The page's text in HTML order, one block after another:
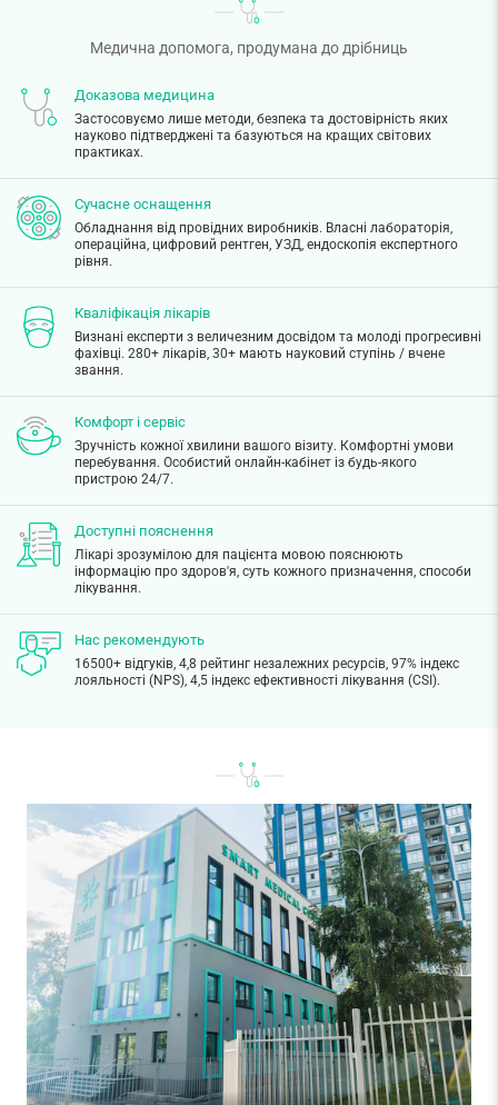
Медична допомога, продумана до дрібниць
Доказова медицина
Застосовуємо лише методи, безпека та достовірність яких
науково підтверджені та базуються на кращих світових
практиках.
Сучасне оснащення
Обладнання від провідних виробників. Власні лабораторія,
операційна, цифровий рентген, УЗД, ендоскопія експертного
рівня.
Кваліфікація лікарів
Визнані експерти з величезним досвідом та молоді прогресивні
фахівці. 280+ лікарів, 30+ мають науковий ступінь / вчене
звання.
Комфорт і сервіс
Зручність кожної хвилини вашого візиту. Комфортні умови
перебування. Особистий онлайн-кабінет із будь-якого
пристрою 24/7.
Доступні пояснення
Лікарі зрозумілою для пацієнта мовою пояснюють
інформацію про здоров'я, суть кожного призначення, способи
лікування.
Нас рекомендують
16500+ відгуків, 4,8 рейтинг незалежних ресурсів, 97% індекс
лояльності (NPS), 4,5 індекс ефективності лікування (CSI).